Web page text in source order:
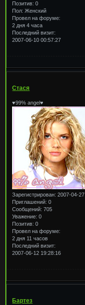
Позитив: 0
Пол: Женский
Провел на форуме:
2 дня 4 часа
Последний визит:
2007-06-10 00:57:27
Стася
♥99% angel♥
Зарегистрирован: 2007-04-27
Приглашений: 0
Сообщений: 705
Уважение: 0
Позитив: 0
Провел на форуме:
2 дня 11 часов
Последний визит:
2007-06-12 19:28:16
Бартез